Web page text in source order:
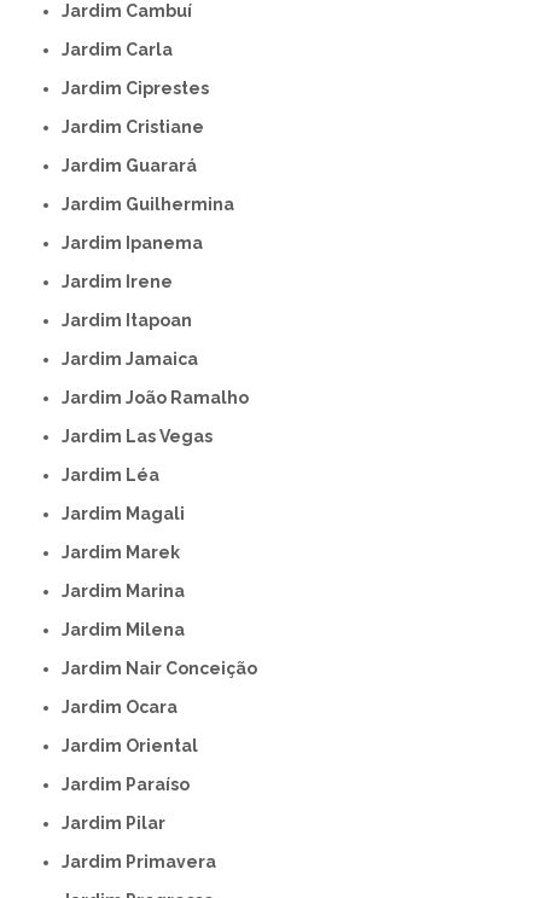
Jardim Cambuí
Jardim Carla
Jardim Ciprestes
Jardim Cristiane
Jardim Guarará
Jardim Guilhermina
Jardim Ipanema
Jardim Irene
Jardim Itapoan
Jardim Jamaica
Jardim João Ramalho
Jardim Las Vegas
Jardim Léa
Jardim Magali
Jardim Marek
Jardim Marina
Jardim Milena
Jardim Nair Conceição
Jardim Ocara
Jardim Oriental
Jardim Paraíso
Jardim Pilar
Jardim Primavera